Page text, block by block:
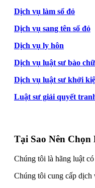
Dịch vụ làm sổ đỏ
Dịch vụ sang tên sổ đỏ
Dịch vụ ly hôn
Dịch vụ luật sư bào
Dịch vụ luật sư khởi
Luật sư giải quyết
Tại Sao Nên
Chúng tôi là hãng luật
Chúng tôi cung cấp dịch